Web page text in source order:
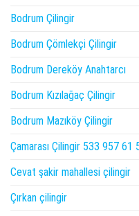
Bodrum Çilingir
Bodrum Çömlekçi Çilingir
Bodrum Dereköy Anahtarcı
Bodrum Kızılağaç Çilingir
Bodrum Mazıköy Çilingir
Çamarası Çilingir 533 957 61
Cevat şakir mahallesi çilingir
Çırkan çilingir